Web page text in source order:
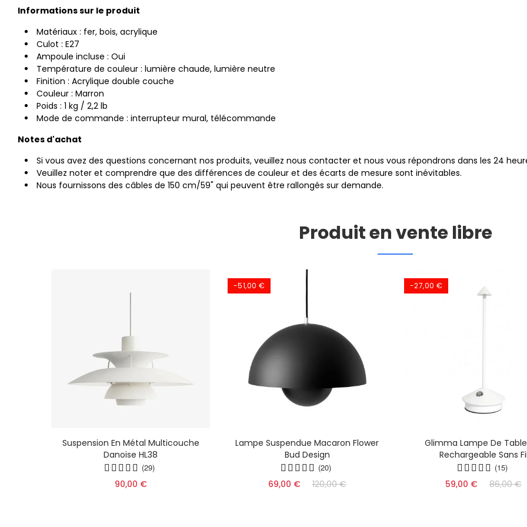
Informations sur le produit
Matériaux : fer, bois, acrylique
Culot : E27
Ampoule incluse : Oui
Température de couleur : lumière chaude, lumière neutre
Finition : Acrylique double couche
Couleur : Marron
Poids : 1 kg / 2,2 lb
Mode de commande : interrupteur mural, télécommande
Notes d'achat
Si vous avez des questions concernant nos produits, veuillez nous contacter et nous vous répondrons dans les 24
Veuillez noter et comprendre que des différences de couleur et des écarts de mesure sont inévitables.
Nous fournissons des câbles de 150 cm/59" qui peuvent être rallongés sur demande.
Produit en vente libre
Suspension En Métal Multicouche
Danoise HL38
(29)
90,00 €
-51,00 €
Lampe Suspendue Macaron Flower
Bud Design
(20)
69,00 € 120,00 €
-27,00 €
Glimma Lampe De Table
Rechargeable Sans
(15)
59,00 € 86,00 €